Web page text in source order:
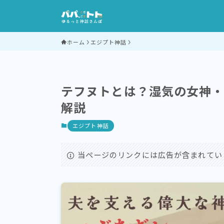
ホーム エジプト神話
テフヌトとは？湿気の女神
解説
エジプト神話
当ページのリンクには広告が含まれて